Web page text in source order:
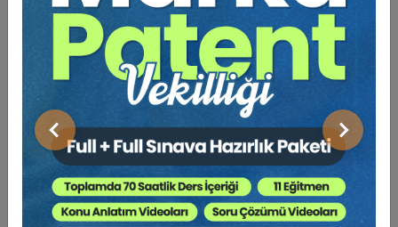
Önceki Sonraki
Sosyal Güvenlik Hukuku - V. İş Hukuku Kongresi -
IV. Oturum Video Kaydı